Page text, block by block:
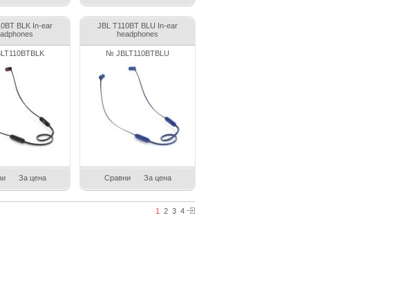
BLK In-ear
За цена
JBL T110BT BLU In-ear
headphones
№ JBLT110BTBLU
Сравни За цена
1 2 3 4